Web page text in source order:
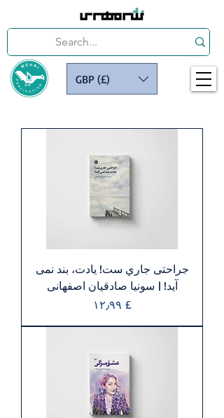
GBP (£)
جراحتی جاري ست! يادت، بند نمی
آيد! | سونيا صادقيان اصفهانی
Price
£ ۱۲٫۹۹